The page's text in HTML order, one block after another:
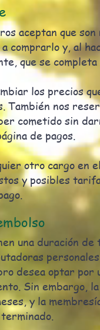
aceptan que
comprarlo y, al
que se
los precios
También nos
cometido sin
de pagos.
otro cargo en
y posibles
una duración
desea optar
Sin embargo,
y la